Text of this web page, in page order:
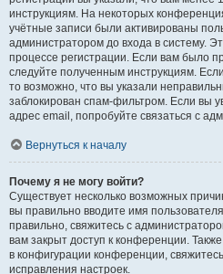
инструкциям. На некоторых
учётные записи были активированы
администратором до входа в систему.
процессе регистрации. Если вам было
следуйте полученным инструкциям.
то возможно, что вы указали
заблокирован спам-фильтром. Если вы
адрес email, попробуйте связаться с
Вернуться к началу
Почему я не могу войти?
Существует несколько возможных
вы правильно вводите имя
правильно, свяжитесь с
вам закрыт доступ к конференции.
в конфигурации конференции,
исправления настроек.